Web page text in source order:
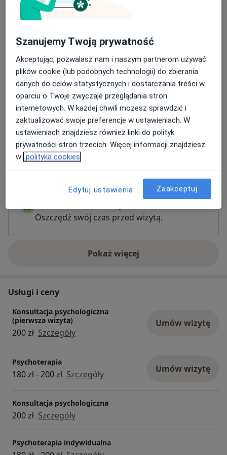
Dorośli (Tylko pod niektórymi adresami)
Dzieci (Tylko pod niektórymi adresami)
Rodzaje konsultacji
Zdjęcia i filmy
Oszczędź swój czas przed wizytą.
Pokaż więcejo doświadczeniu
Usługi i ceny
Konsultacja psychologiczna
(pierwsza wizyta)
200 zł Szczegóły
Umów wizytę
Psychoterapia
180 zł - 200 zł Szczegóły Umów wizytę
Konsultacja psychologiczna
200 zł Szczegóły
Psychoterapia indywidualna
Szanujemy Twoją prywatność
Akceptując, pozwalasz nam i naszym partnerom używać
plików cookie (lub podobnych technologii) do zbierania
danych do celów statystycznych i dostarczania treści w
oparciu o Twoje zwyczaje przeglądania stron
internetowych. W każdej chwili możesz sprawdzić i
zaktualizować swoje preferencje w ustawieniach. W
ustawieniach znajdziesz również linki do polityk
prywatności stron trzecich. Więcej informacji znajdziesz
w polityka cookies
Edytuj ustawienia Zaakceptuj